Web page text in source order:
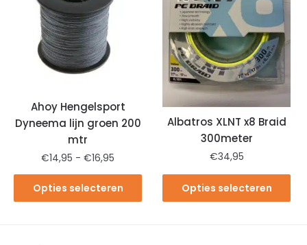
Ahoy Hengelsport
Dyneema lijn groen 200
mtr
€14,95 - €16,95
Opties selecteren
Albatros XLNT x8 Braid
300meter
€34,95
Opties selecteren